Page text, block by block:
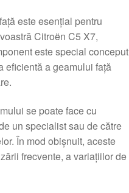
este esențial pentru
Citroën C5 X7,
este special conceput
eficientă a geamului față
se poate face cu
un specialist sau de către
În mod obișnuit, aceste
frecvente, a variațiilor de